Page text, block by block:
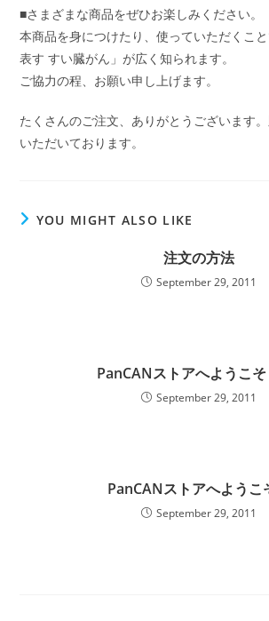
■さまざまな商品をぜひお楽しみください。
本商品を身につけたり、使っていただくこ
表す すい臓がん」が広く知られます。
ご協力の程、お願い申し上げます。
たくさんのご注文、ありがとうございます
いただいております。
YOU MIGHT ALSO LIKE
注文の方法
September 29, 2011
PanCANストアへようこ
September 29, 2011
PanCANストアへようこ
September 29, 2011